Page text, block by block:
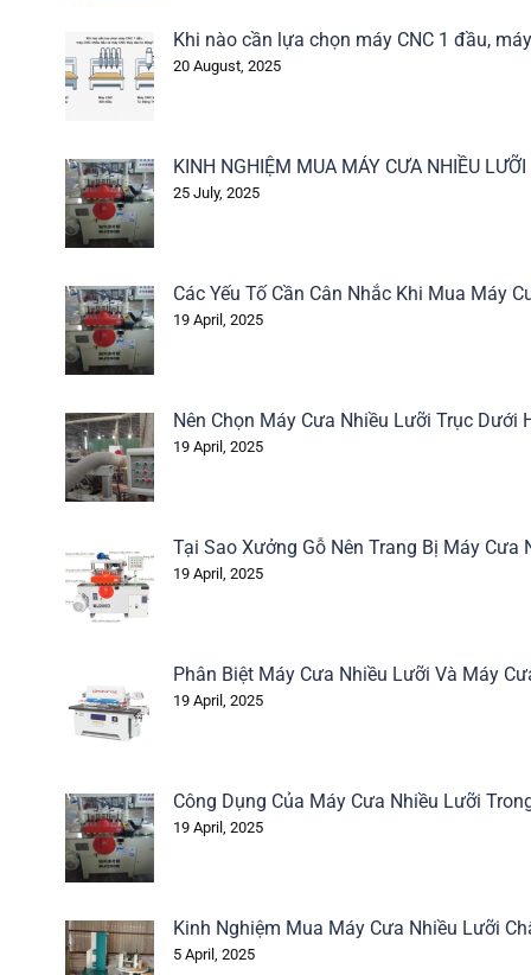
Khi nào cần lựa chọn máy CNC 1 đầu,
20 August, 2025
KINH NGHIỆM MUA MÁY CƯA NHIỀU
25 July, 2025
Các Yếu Tố Cần Cân Nhắc Khi Mua Máy
19 April, 2025
Nên Chọn Máy Cưa Nhiều Lưỡi Trục Dưới
19 April, 2025
Tại Sao Xưởng Gỗ Nên Trang Bị Máy Cưa
19 April, 2025
Phân Biệt Máy Cưa Nhiều Lưỡi Và Máy
19 April, 2025
Công Dụng Của Máy Cưa Nhiều Lưỡi
19 April, 2025
Kinh Nghiệm Mua Máy Cưa Nhiều Lưỡi
5 April, 2025